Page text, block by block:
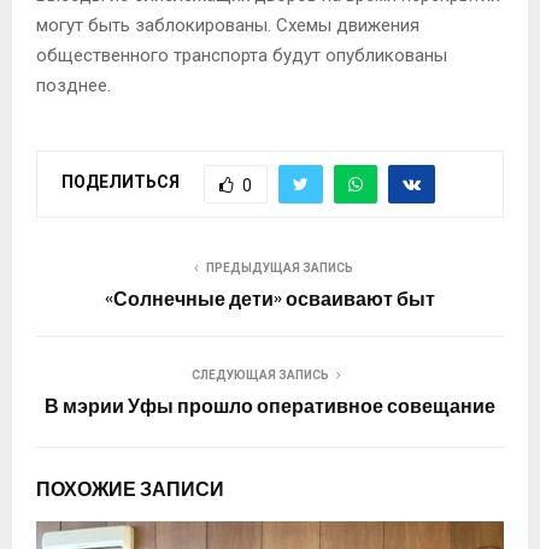
могут быть заблокированы. Схемы движения
общественного транспорта будут опубликованы
позднее.
ПОДЕЛИТЬСЯ 0
ПРЕДЫДУЩАЯ ЗАПИСЬ
«Солнечные дети» осваивают быт
СЛЕДУЮЩАЯ ЗАПИСЬ
В мэрии Уфы прошло оперативное совещание
ПОХОЖИЕ ЗАПИСИ